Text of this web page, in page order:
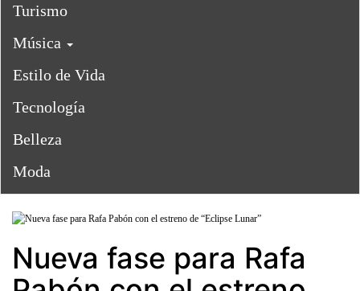
Turismo
Música
Estilo de Vida
Tecnología
Belleza
Moda
Nueva fase para Rafa